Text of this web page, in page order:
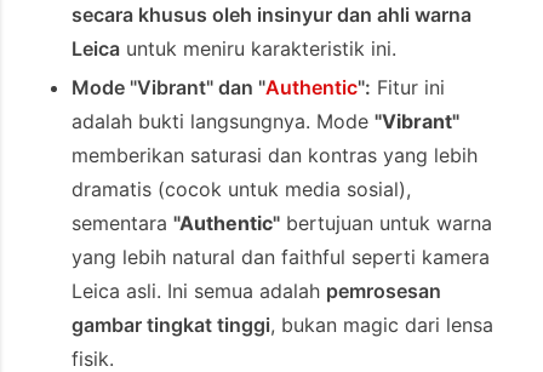
secara khusus oleh insinyur dan ahli warna
Leica untuk meniru karakteristik ini.
Mode "Vibrant" dan "Authentic": Fitur ini
adalah bukti langsungnya. Mode"Vibrant"
memberikan saturasi dan kontras yang lebih
dramatis (cocok untuk media sosial),
sementara"Authentic" bertujuan untuk warna
yang lebih natural dan faithful seperti kamera
Leica asli. Ini semua adalah pemrosesan
gambar tingkat tinggi, bukan magic dari lensa
fisik.